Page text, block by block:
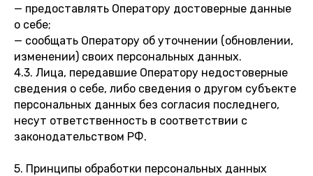
— предоставлять Оператору достоверные данные
о себе;
— сообщать Оператору об уточнении (обновлении,
изменении) своих персональных данных.
4.3. Лица, передавшие Оператору недостоверные
сведения о себе, либо сведения о другом субъекте
персональных данных без согласия последнего,
несут ответственность в соответствии с
законодательством РФ.
5. Принципы обработки персональных данных